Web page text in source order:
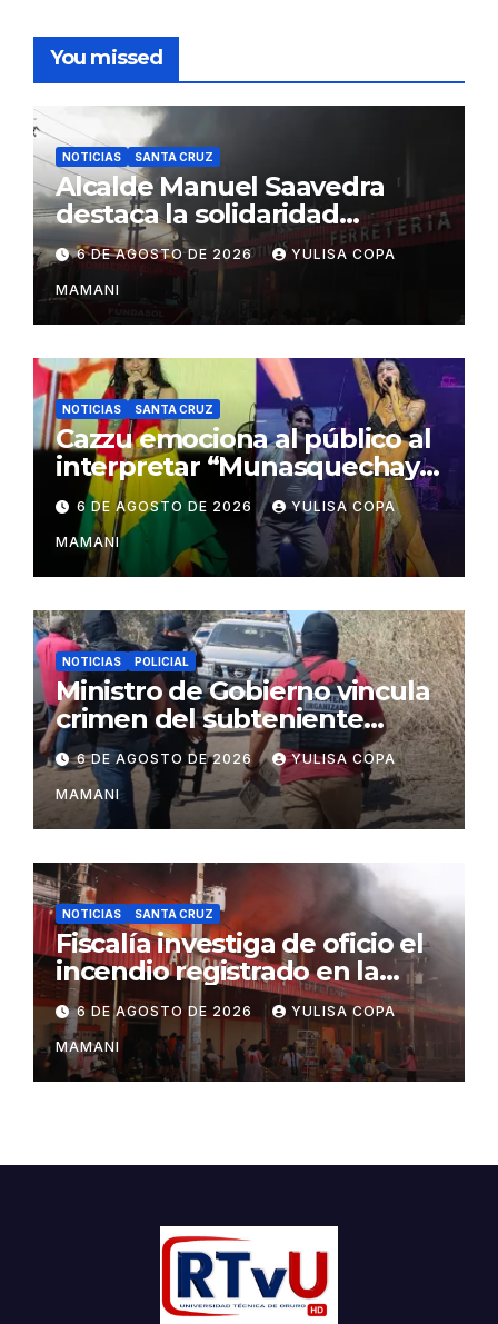
You missed
NOTICIAS SANTA CRUZ
Alcalde Manuel Saavedra
destaca la solidaridad
durante la emergencia en
Barrio Lindo
6 DE AGOSTO DE 2026 YULISA COPA
MAMANI
NOTICIAS SANTA CRUZ
Cazzu emociona al público al
interpretar “Munasquechay”
en su concierto en Santa
Cruz
6 DE AGOSTO DE 2026 YULISA COPA
MAMANI
NOTICIAS POLICIAL
Ministro de Gobierno vincula
crimen del subteniente
Salazar con la red de
Sebastián Marset
6 DE AGOSTO DE 2026 YULISA COPA
MAMANI
NOTICIAS SANTA CRUZ
Fiscalía investiga de oficio el
incendio registrado en la
feria Barrio Lindo
6 DE AGOSTO DE 2026 YULISA COPA
MAMANI